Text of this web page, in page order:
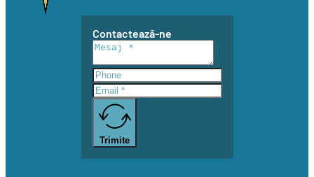
Contactează-ne
Trimite